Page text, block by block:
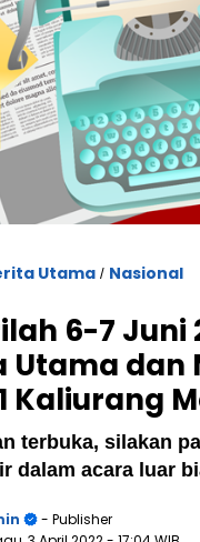
Utama / Nasional
6-7 Juni
Utama dan
Kaliurang
terbuka, silakan
dalam acara luar
- Publisher